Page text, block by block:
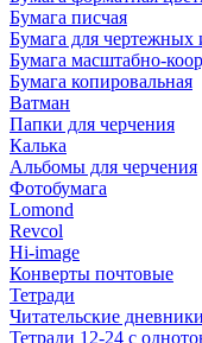
Бумага писчая
Бумага для чертежных
Бумага масштабно-
Бумага копировальная
Ватман
Папки для черчения
Калька
Альбомы для черчения
Фотобумага
Lomond
Revcol
Hi-image
Конверты почтовые
Тетради
Читательские дневники
Тетради 12-24 с